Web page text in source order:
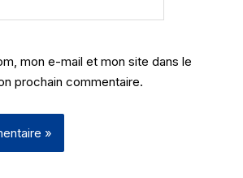
mon e-mail et mon site dans le
prochain commentaire.